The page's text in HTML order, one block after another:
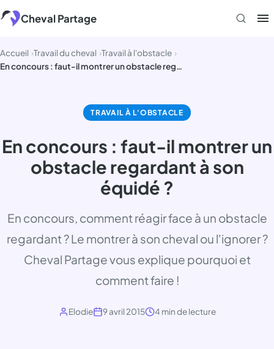
Aller
au
Cheval Partage
Accueil Travail du cheval Travail à l'obstacle
En concours : faut-il montrer un obstacle regardant à son équidé ?
TRAVAIL À L'OBSTACLE
En concours : faut-il montrer un
obstacle regardant à son
équidé ?
En concours, comment réagir face à un obstacle
regardant ? Le montrer à son cheval ou l'ignorer ?
Cheval Partage vous explique pourquoi et
comment faire !
Elodie 9 avril 2015 4 min de lecture